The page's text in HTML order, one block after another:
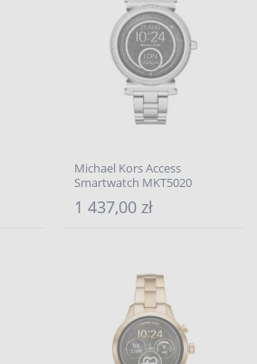
Michael Kors Access
Smartwatch MKT5020
1 437,00 zł